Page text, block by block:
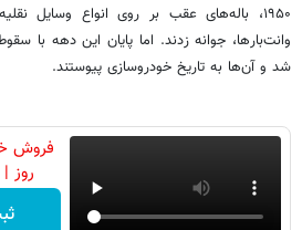
۱۹۵۰، باله‌های عقب بر روی انواع وسایل
وانت‌بارها، جوانه زدند. اما پایان این دهه با
شد و آن‌ها به تاریخ خودروسازی پیوستند.
فروش
روز